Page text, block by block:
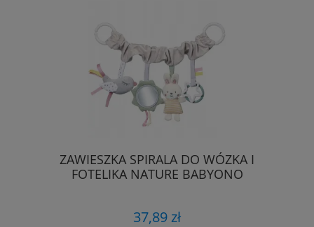
ZAWIESZKA SPIRALA DO WÓZKA I
FOTELIKA NATURE BABYONO
37,89 zł